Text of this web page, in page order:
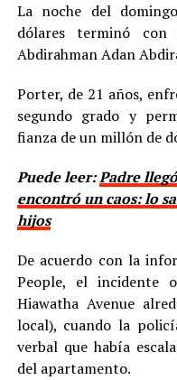
La noche del
dólares terminó
Abdirahman Adan
Porter, de 21 años,
segundo grado y
fianza de un millón de
Puede leer:Padre
encontró un caos: lo
hijos
De acuerdo con la
People, el incidente
Hiawatha Avenue
local), cuando la
verbal que había
del apartamento.